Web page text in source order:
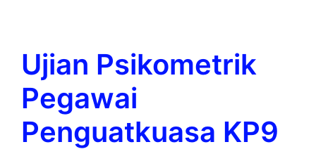
Ujian Psikometrik
Pegawai
Penguatkuasa KP9